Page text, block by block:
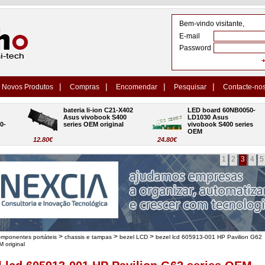
Bem-vindo visitante,
E-mail
Password
Novos Produtos | Compras | Encomendar | Pesquisar | Contacte-
12.80€
bateria li-ion C21-X402
Asus vivobook S400
series OEM original
24.80€
LED board 60NB0050-
LD1030 Asus
vivobook S400 series
OEM
1 2 3 4 5
portáteis > chassis e tampas > bezel LCD > bezel lcd 605913-001 HP Pavilion G62
original